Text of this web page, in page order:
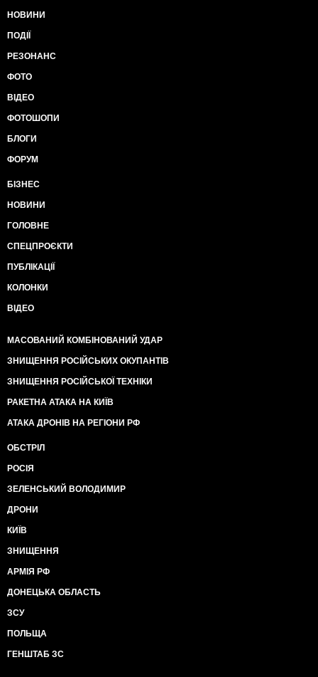
НОВИНИ
ПОДІЇ
РЕЗОНАНС
ФОТО
ВІДЕО
ФОТОШОПИ
БЛОГИ
ФОРУМ
БІЗНЕС
НОВИНИ
ГОЛОВНЕ
СПЕЦПРОЄКТИ
ПУБЛІКАЦІЇ
КОЛОНКИ
ВІДЕО
МАСОВАНИЙ КОМБІНОВАНИЙ УДАР
ЗНИЩЕННЯ РОСІЙСЬКИХ ОКУПАНТІВ
ЗНИЩЕННЯ РОСІЙСЬКОЇ ТЕХНІКИ
РАКЕТНА АТАКА НА КИЇВ
АТАКА ДРОНІВ НА РЕГІОНИ РФ
ОБСТРІЛ
РОСІЯ
ЗЕЛЕНСЬКИЙ ВОЛОДИМИР
ДРОНИ
КИЇВ
ЗНИЩЕННЯ
АРМІЯ РФ
ДОНЕЦЬКА ОБЛАСТЬ
ЗСУ
ПОЛЬЩА
ГЕНШТАБ ЗС